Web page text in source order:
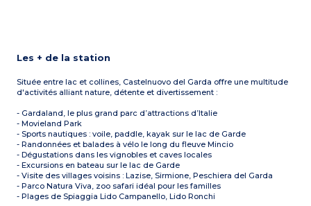
Les + de la station
Située entre lac et collines, Castelnuovo del Garda offre une multitude
d'activités alliant nature, détente et divertissement :
- Gardaland, le plus grand parc d’attractions d’Italie
- Movieland Park
- Sports nautiques : voile, paddle, kayak sur le lac de Garde
- Randonnées et balades à vélo le long du fleuve Mincio
- Dégustations dans les vignobles et caves locales
- Excursions en bateau sur le lac de Garde
- Visite des villages voisins : Lazise, Sirmione, Peschiera del Garda
- Parco Natura Viva, zoo safari idéal pour les familles
- Plages de Spiaggia Lido Campanello, Lido Ronchi